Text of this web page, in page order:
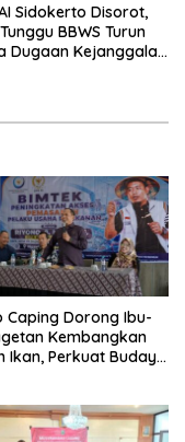
Sidokerto Disorot,
BBWS Turun
Dugaan Kejanggalan
Caping Dorong Ibu-
Kembangkan
Ikan, Perkuat Budaya